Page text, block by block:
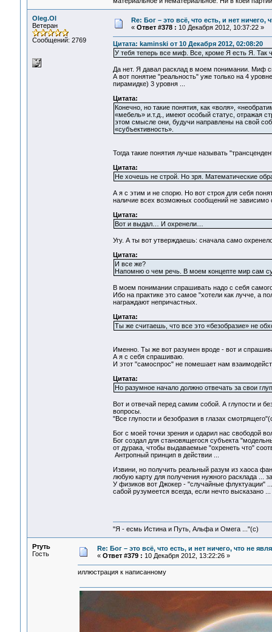
Oleg.Ol
Ветеран
Сообщений: 2769
Re: Бог – это всё, что есть, и нет
« Ответ #378 : 10 Декабря 2012, 10:37:22 »
Цитата: kaminski от 10 Декабря 2012, 02:08:20
У тебя теперь все миф. Все, кроме Я есть Я. Так
Да нет. Я давал расклад в моем понимании. Миф
А вот понятие "реальность" уже только на 4
пирамидке) 3 уровня ...
Цитата:
Конечно, но такие понятия, как «воля»,
«мебель» и.т.д., имеют особый статус, отражая
этом смысле они, будучи направлены на свой
«субъективность».
Тогда такие понятия лучше называть
Цитата:
Не хочешь не строй. Но зря. Математические
А я с этим и не спорю. Но вот строя для себя
наличие всех возможных сообщений не зависимо
Цитата:
Вот и выдал… И охренели…
Угу. А ты вот утверждаешь: сначала само
Цитата:
И все же?
Напомню о чем речь. В моем концепте мир сам
В моем понимании спрашивать надо с себя
Ибо на практике это самое "хотели как лучче, а
награждают непричастных.
Цитата:
Ты же считаешь, что все это «безобразие» не
Именно. Ты же вот разумен вроде - вот и
А я с себя спрашиваю.
И этот "самоспрос" не помешает нам
Цитата:
Но разумное начало должно отвечать за свои
Вот и отвечай перед самим собой. А глупости и
вопросы.
"Все глупости и безобразия в глазах
Бог с моей точки зрения и одарил нас свободой
Бог создал для становящегося субъекта
от дурака, чтобы выдаваемые "охренеть что"
Антропный принцип в действии ...
Извини, но получить реальный разум из хаоса
любую карту для получения нужного расклада ...
У физиков вот Джокер - "случайные флуктуации"
сабой рузумеется всегда, если нечто высказано ...
"Я - есмь Истина и Путь, Альфа и Омега ..."(с)
Ртуть
Гость
Re: Бог – это всё, что есть, и нет ничего, что не
« Ответ #379 : 10 Декабря 2012, 13:22:26 »
иллюстрация к написанному